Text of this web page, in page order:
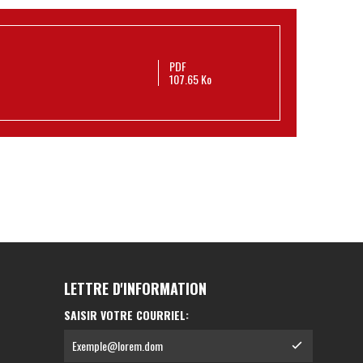
PDF
107.65 Ko
LETTRE D'INFORMATION
SAISIR VOTRE COURRIEL: